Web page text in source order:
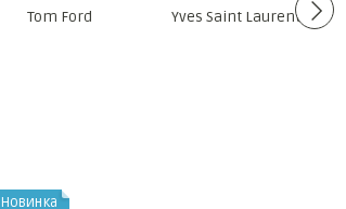
Tom Ford Yves Saint Laurent
Новинка